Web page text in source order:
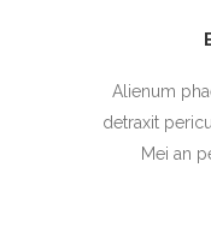
Alienum
detraxit
Mei an